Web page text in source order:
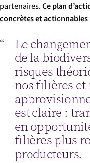
partenaires.Ce plan
concrètes et actionnables
Le
de la
risques
nos filières et
est claire :
en
filières plus
producteurs.